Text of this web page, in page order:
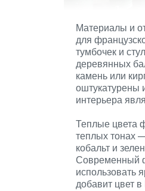
Материалы и
для
тумбочек и
деревянных
камень или
оштукатурены
интерьера
Теплые цвета
теплых тонах
кобальт и
Современный
использовать
добавит цвет